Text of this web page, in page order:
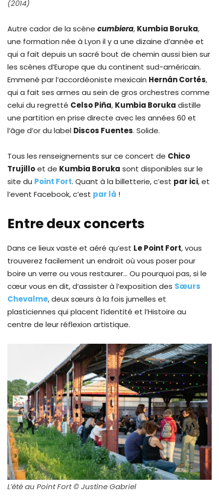
(2014)
Autre cador de la scène cumbiera, Kumbia Boruka,
une formation née à Lyon il y a une dizaine d’année et
qui a fait depuis un sacré bout de chemin aussi bien sur
les scènes d’Europe que du continent sud-américain.
Emmené par l’accordéoniste mexicain Hernán Cortés,
qui a fait ses armes au sein de gros orchestres comme
celui du regretté Celso Piña, Kumbia Boruka distille
une partition en prise directe avec les années 60 et
l’âge d’or du label Discos Fuentes. Solide.
Tous les renseignements sur ce concert de Chico
Trujilloet de Kumbia Boruka sont disponibles sur le
site du Point Fort. Quant à la billetterie, c’est par ici, et
l’event Facebook, c’est par là !
Entre deux concerts
Dans ce lieux vaste et aéré qu’est Le Point Fort, vous
trouverez facilement un endroit où vous poser pour
boire un verre ou vous restaurer… Ou pourquoi pas, si le
cœur vous en dit, d’assister à l’exposition des Sœurs
Chevalme, deuxsœurs à la fois jumelles et
plasticiennes qui placent l’identité et l’Histoire au
centre de leur réflexion artistique.
L’été au Point Fort © Justine Gabriel